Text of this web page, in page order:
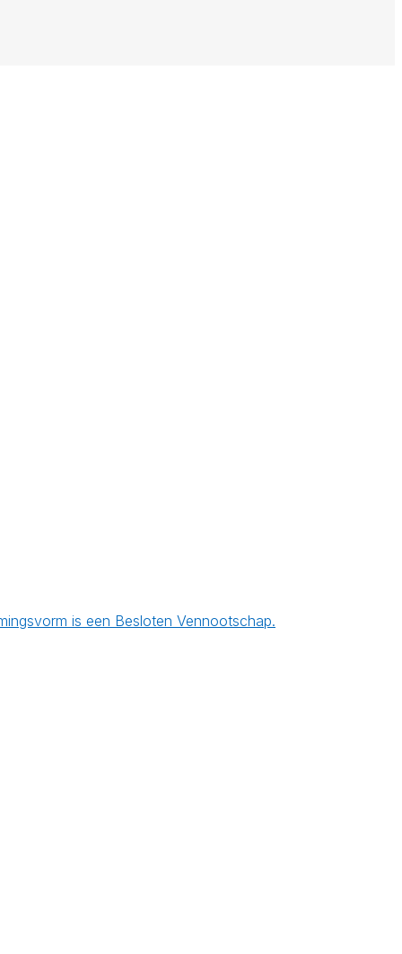
is een Besloten Vennootschap.